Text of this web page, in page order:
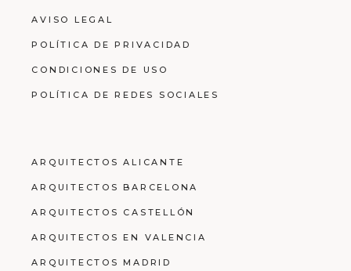
AVISO LEGAL
POLÍTICA DE PRIVACIDAD
CONDICIONES DE USO
POLÍTICA DE REDES SOCIALES
ARQUITECTOS ALICANTE
ARQUITECTOS BARCELONA
ARQUITECTOS CASTELLÓN
ARQUITECTOS EN VALENCIA
ARQUITECTOS MADRID